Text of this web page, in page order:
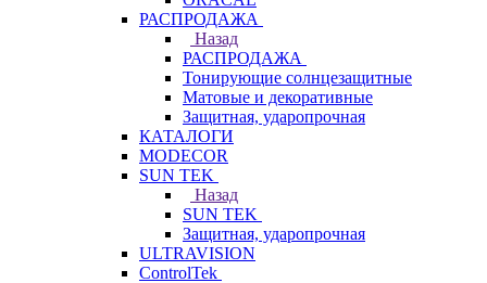
РАСПРОДАЖА
Назад
РАСПРОДАЖА
Тонирующие солнцезащитные
Матовые и декоративные
Защитная, ударопрочная
КАТАЛОГИ
MODECOR
SUN TEK
Назад
SUN TEK
Защитная, ударопрочная
ULTRAVISION
ControlTek